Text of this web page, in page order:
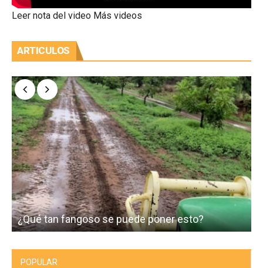
Leer nota del video Más videos
ARTICULOS
¿Qué tan fangoso se puede poner esto?
POPULAR